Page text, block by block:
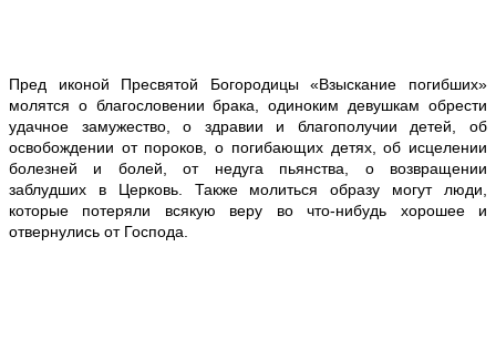
Пред иконой Пресвятой Богородицы «Взыскание погибших»
молятся о благословении брака, одиноким девушкам обрести
удачное замужество, о здравии и благополучии детей, об
освобождении от пороков, о погибающих детях, об исцелении
болезней и болей, от недуга пьянства, о возвращении
заблудших в Церковь. Также молиться образу могут люди,
которые потеряли всякую веру во что-нибудь хорошее и
отвернулись от Господа.